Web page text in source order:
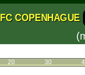
FC COPENHAGUE
20 30